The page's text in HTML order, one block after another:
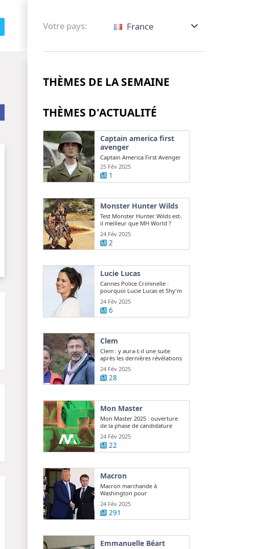
Votre pays: France
THÈMES DE LA SEMAINE
THÈMES D'ACTUALITÉ
Captain america first
avenger
Captain America First Avenger
: qui joue la version maigre de
Chris ...
25 Fév 2025
1
Monster Hunter Wilds
Test Monster Hunter Wilds est-
il meilleur que MH World ?
24 Fév 2025
2
Lucie Lucas
Cannes Police Criminelle :
pourquoi Lucie Lucas et Shy'm
sont ...
24 Fév 2025
6
Clem
Clem : y aura-t-il une suite
après les dernières révélations
? Lucie ...
24 Fév 2025
28
Mon Master
Mon Master 2025 : ouverture
de la phase de candidature
24 Fév 2025
22
Macron
Macron marchande à
Washington pour
repositionner l'Europe sur le ...
24 Fév 2025
291
Emmanuelle Béart